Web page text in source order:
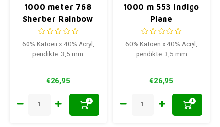
1000 meter 768
Sherber Rainbow
60% Katoen x 40% Acryl,
pendikte: 3,5 mm
€26,95
+
1000 m 553 Indigo
Plane
60% Katoen x 40% Acryl,
pendikte: 3,5 mm
€26,95
+